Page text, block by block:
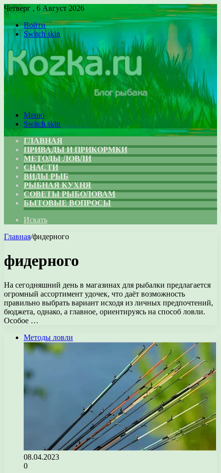
Четверг , 6 Август 2026
Войти
Switch skin
Меню
Switch skin
ГЛАВНАЯ
ПРИВАДЫ И ПРИКОРМКИ
МЕТОДЫ ЛОВЛИ
СНАСТИ
ВИДЫ РЫБ
РЫБНАЯ КУХНЯ
СОВЕТЫ РЫБОЛОВАМ
БЫТОВЫЕ ВОПРОСЫ
Искать
Главная/фидерного
фидерного
На сегодняшний день в магазинах для рыбалки предлагается
огромный ассортимент удочек, что даёт возможность
правильно выбрать вариант исходя из личных предпочтений,
бюджета, однако, а главное, ориентируясь на способ ловли.
Особое …
Методы ловли
08.04.2023
0